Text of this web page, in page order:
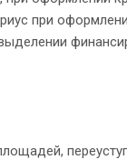
при